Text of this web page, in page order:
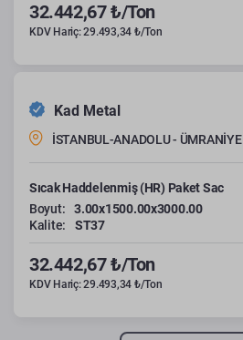
32.442,67 ₺/Ton
KDV Hariç: 29.493,34 ₺/Ton
Kad Metal
İSTANBUL-ANADOLU - ÜMRANİYE
Sıcak Haddelenmiş (HR) Paket Sac
Boyut:
3.00x1500.00x3000.00
Kalite:
ST37
32.442,67 ₺/Ton
KDV Hariç: 29.493,34 ₺/Ton